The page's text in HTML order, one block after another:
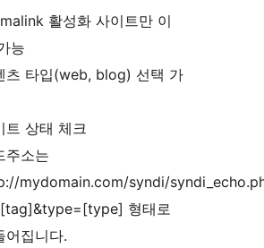
활성화 사이트만 이
능
츠 타입(web, blog) 선택 가
트 상태 체크
주소는
mydomain.com/syndi/
형태로
어집니다.